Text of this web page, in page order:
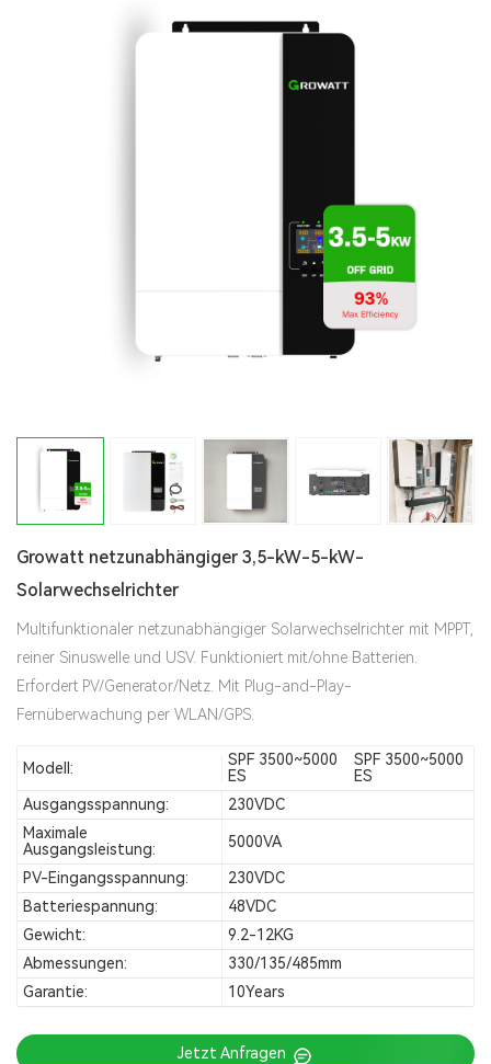
Growatt netzunabhängiger 3,5-kW-5-kW-
Solarwechselrichter
Multifunktionaler netzunabhängiger Solarwechselrichter mit MPPT,
reiner Sinuswelle und USV. Funktioniert mit/ohne Batterien.
Erfordert PV/Generator/Netz. Mit Plug-and-Play-
Fernüberwachung per WLAN/GPS.
Modell:
SPF 3500~5000
ES
SPF 3500~5000
ES
Ausgangsspannung:
230VDC
Maximale
Ausgangsleistung:
5000VA
PV-Eingangsspannung:
230VDC
Batteriespannung:
48VDC
Gewicht:
9.2-12KG
Abmessungen:
330/135/485mm
Garantie:
10Years
Jetzt Anfragen